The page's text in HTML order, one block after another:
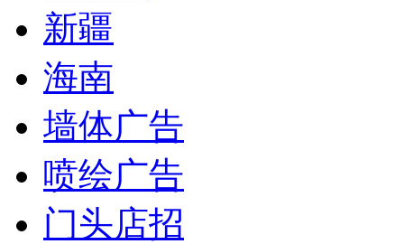
新疆
海南
墙体广告
喷绘广告
门头店招